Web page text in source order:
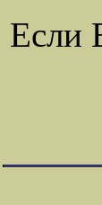
Если